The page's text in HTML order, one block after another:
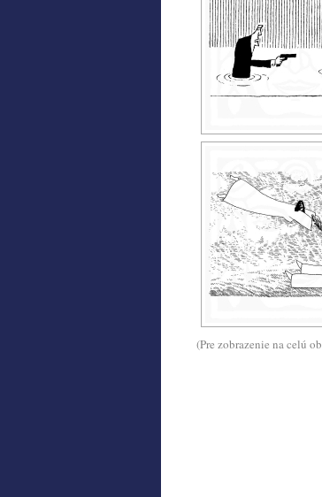
(Pre zobrazenie na celú